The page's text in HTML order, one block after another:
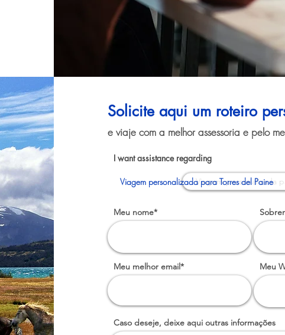
Solicite aqui um roteiro
e viaje com a melhor assessoria e pelo
I want assistance regarding
Viagem personalizada para Torres del Paine
Meu nome*
Meu melhor email* Meu
Caso deseje, deixe aqui outras informações